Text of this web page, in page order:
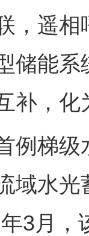
，遥
储能
补，
梯级
域水
3月，